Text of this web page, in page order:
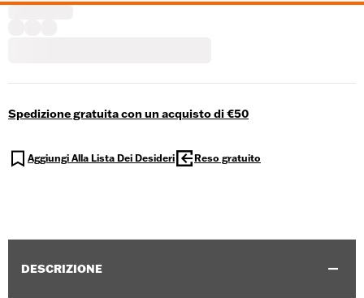
Spedizione gratuita con un acquisto di €50
Aggiungi Alla Lista Dei Desideri Reso gratuito
DESCRIZIONE